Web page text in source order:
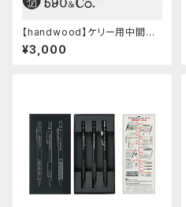
【handwood】ケリー用中間パ
ーツ/カスタムグリップ (縦溝/超
超ジュラルミン)
¥3,000